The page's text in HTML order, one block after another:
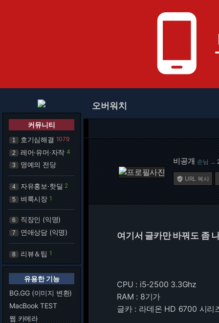
phone_android
커뮤니티
1 호기심해결 1079
2 레어·유머·자작 4
3 명예의 전당
4 자유홍보·핫딜 2
5 벼룩시장 1
6 직장인 (익명)
7 연애상담 (익명)
8 리뷰＆팁 1
유용한 기능
BG.GG (이미지 변환)
MacBook TEST
웹 카메라
오버워치
비공개 손님 …
 URL 복사
여기서 글카만 바꿔도 좀
CPU : i5-2500 3.3Ghz
RAM : 8기가
글카 : 라데온 HD 6700 시리